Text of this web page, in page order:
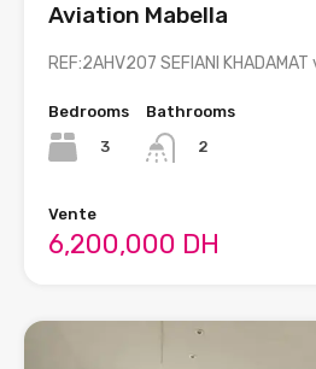
Aviation Mabella
REF:2AHV207 SEFIANI
Bedrooms
3
Bathrooms
2
Vente
6,200,000 DH